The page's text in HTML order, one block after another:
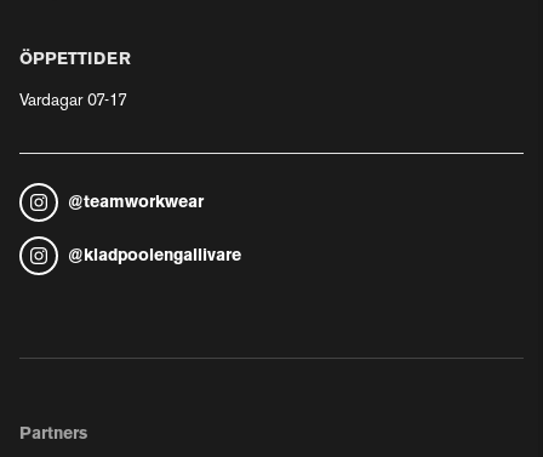
ÖPPETTIDER
Vardagar 07-17
@teamworkwear
@ kladpoolengallivare
Partners